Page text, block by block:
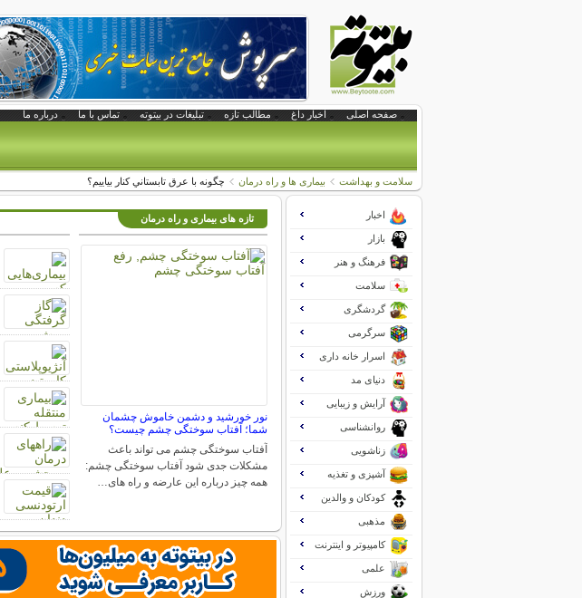
صفحه اصلی اخبار داغ مطالب تازه تبلیغات در بیتوته تماس با ما درباره ما
سلامت و بهداشت بیماری ها و راه درمان چگونه با عرق تابستاني کنار بياييم؟
تازه های بیماری و راه درمان
نور خورشید و دشمن خاموش چشمان
شما؛ آفتاب سوختگی چشم چیست؟
آفتاب سوختگی چشم می تواند باعث
مشکلات جدی شود آفتاب سوختگی چشم:
همه چیز درباره این عارضه و راه های…
اخبار
بازار
فرهنگ و هنر
سلامت
گردشگری
سرگرمی
اسرار خانه داری
دنیای مد
آرایش و زیبایی
روانشناسی
زناشویی
آشپزی و تغذیه
کودکان و والدین
مذهبی
کامپیوتر و اینترنت
علمی
ورزش